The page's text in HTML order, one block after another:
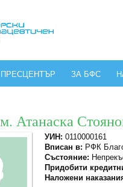
ПРЕСЦЕНТЪР ЗА БФС
Атанаска
УИН: 0110000161
Вписан в: РФК
Състояние:
Придобити
Наложени